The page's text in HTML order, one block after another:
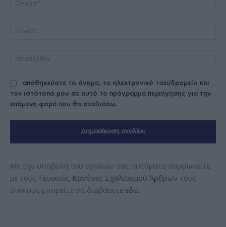
αποθηκεύστε το όνομα, το ηλεκτρονικό ταχυδρομείο και
τον ιστότοπό μου σε αυτό το πρόγραμμα περιήγησης για την
επόμενη φορά που θα σχολιάσω.
Με την υποβολή του σχολίου σας αυτόματα συμφωνείτε
με τους Γενικούς Κανόνες Σχολιασμού Άρθρων τους
οποίους μπορείτε να διαβάσετε εδώ.